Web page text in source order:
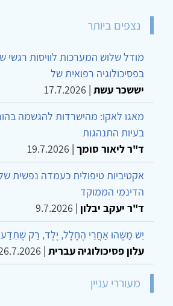
נצפים ביותר
מודל שלוש המערכות לוויסות רגשי
בפסיכולוגיה רפואית של
יששכר עשת |
17.7.2026
מאגו לאקו: מהישרדות להגשמה
בעיות התנהגות
ד"ר ליאור סומך |
19.7.2026
אקטיביות טיפולית כעמדה נפשית
הדינמי הממוקד
ד"ר יעקב יבלון |
9.7.2026
יֵשׁ מַשֶּׁהוּ אַחֲרֵי הֶחָלָל, יֶלֶד, רַק שֶׁתֵּדַע
עלון פסיכולוגיה עברית |
מעוררי עניין